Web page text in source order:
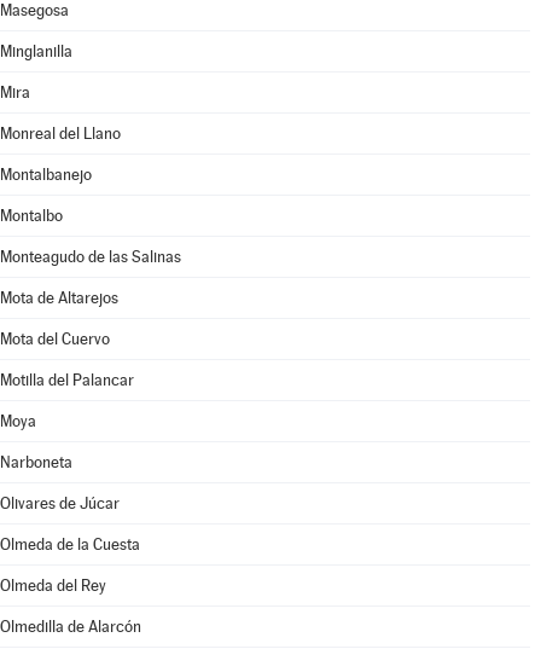
Masegosa
Minglanilla
Mira
Monreal del Llano
Montalbanejo
Montalbo
Monteagudo de las Salinas
Mota de Altarejos
Mota del Cuervo
Motilla del Palancar
Moya
Narboneta
Olivares de Júcar
Olmeda de la Cuesta
Olmeda del Rey
Olmedilla de Alarcón